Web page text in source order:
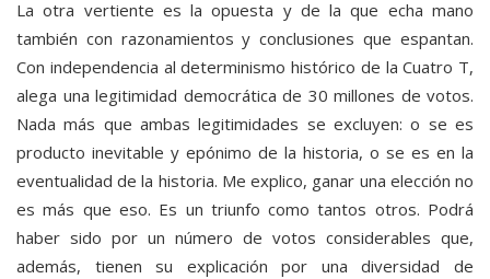
La otra vertiente es la opuesta y de la que echa mano
también con razonamientos y conclusiones que espantan.
Con independencia al determinismo histórico de la Cuatro T,
alega una legitimidad democrática de 30 millones de votos.
Nada más que ambas legitimidades se excluyen: o se es
producto inevitable y epónimo de la historia, o se es en la
eventualidad de la historia. Me explico, ganar una elección no
es más que eso. Es un triunfo como tantos otros. Podrá
haber sido por un número de votos considerables que,
además, tienen su explicación por una diversidad de